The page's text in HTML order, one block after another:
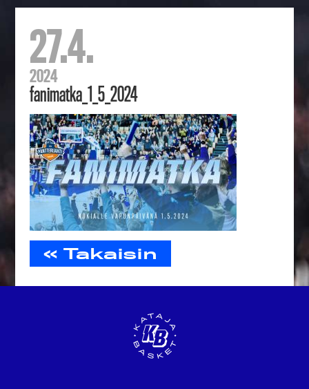
27.4.
2024
fanimatka_1_5_2024
« Takaisin